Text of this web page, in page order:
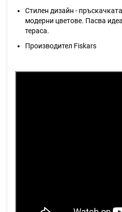
Стилен дизайн -
модерни цветове. Пасва
тераса.
Производител Fiskars